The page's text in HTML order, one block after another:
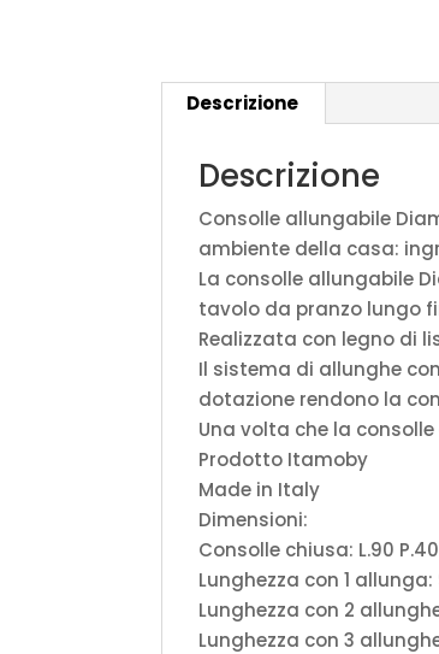
Descrizione
Descrizione
Consolle allungabile
ambiente della casa:
La consolle allungabile
tavolo da pranzo lungo
Realizzata con legno di
Il sistema di allunghe
dotazione rendono la
Una volta che la
Prodotto Itamoby
Made in Italy
Dimensioni:
Consolle chiusa: L.90
Lunghezza con 1
Lunghezza con 2
Lunghezza con 3